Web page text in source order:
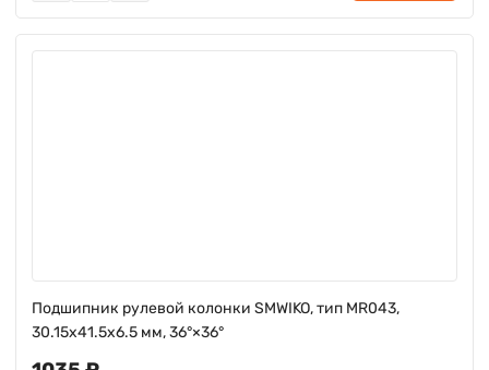
Подшипник рулевой колонки SMWIKO, тип MR043,
30.15x41.5x6.5 мм, 36°×36°